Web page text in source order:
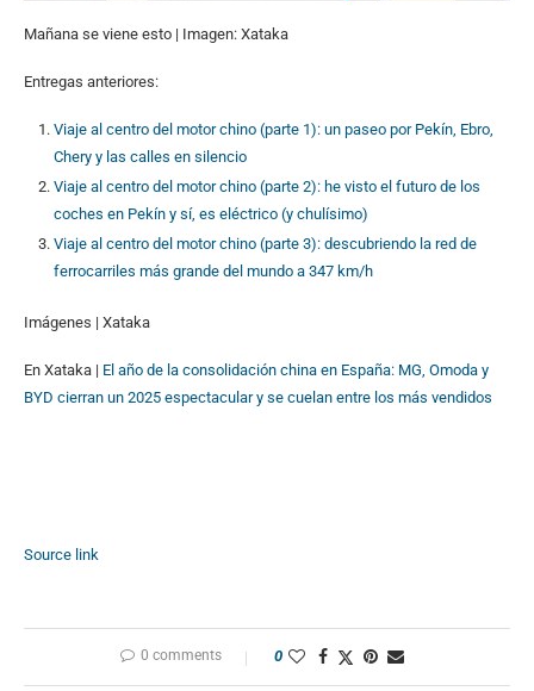
Mañana se viene esto | Imagen: Xataka
Entregas anteriores:
Viaje al centro del motor chino (parte 1): un paseo por Pekín, Ebro,
Chery y las calles en silencio
Viaje al centro del motor chino (parte 2): he visto el futuro de los
coches en Pekín y sí, es eléctrico (y chulísimo)
Viaje al centro del motor chino (parte 3): descubriendo la red de
ferrocarriles más grande del mundo a 347 km/h
Imágenes | Xataka
En Xataka | El año de la consolidación china en España: MG, Omoda y
BYD cierran un 2025 espectacular y se cuelan entre los más vendidos
Source link
0 comments 0